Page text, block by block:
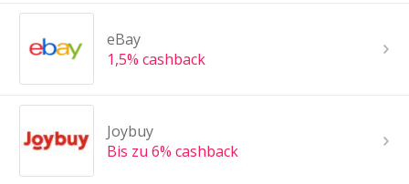
eBay
1,5% cashback
Joybuy
Bis zu 6% cashback